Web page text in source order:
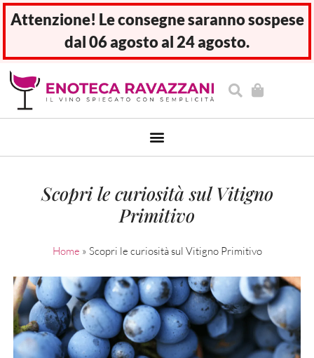
Attenzione! Le consegne saranno sospese
dal 06 agosto al 24 agosto.
Scopri le curiosità sul Vitigno
Primitivo
Home » Scopri le curiosità sul Vitigno Primitivo